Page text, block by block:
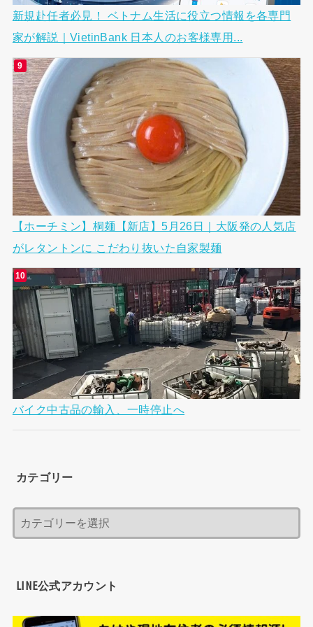
新規赴任者必見！ ベトナム生活に役立つ情報を各専門
家が解説｜VietinBank 日本人のお客様専用...
【ホーチミン】桐麺【新店】5月26日｜大阪発の人気店
がレタントンに こだわり抜いた自家製麺
バイク中古品の輸入、一時停止へ
カテゴリー
LINE公式アカウント